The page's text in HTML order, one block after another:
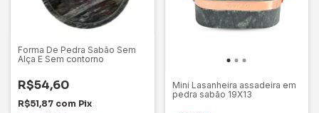
Forma De Pedra Sabão Sem
Alça E Sem contorno
R$54,60
R$51,87 com Pix
Mini Lasanheira assadeira em
pedra sabão 19X13